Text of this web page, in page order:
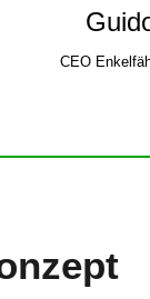
CEO